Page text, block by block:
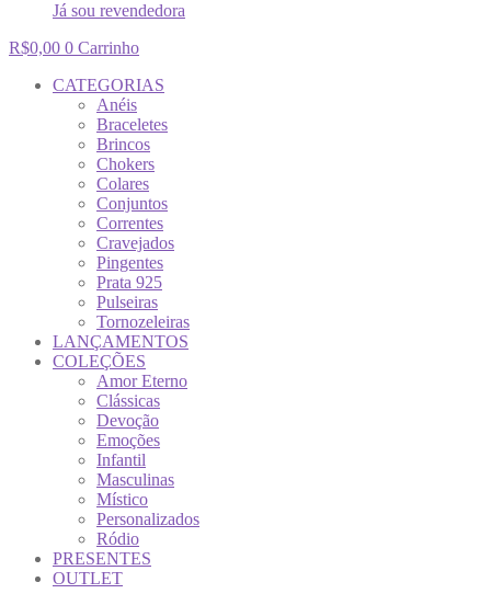
Já sou revendedora
R$0,00 0 Carrinho
CATEGORIAS
Anéis
Braceletes
Brincos
Chokers
Colares
Conjuntos
Correntes
Cravejados
Pingentes
Prata 925
Pulseiras
Tornozeleiras
LANÇAMENTOS
COLEÇÕES
Amor Eterno
Clássicas
Devoção
Emoções
Infantil
Masculinas
Místico
Personalizados
Ródio
PRESENTES
OUTLET